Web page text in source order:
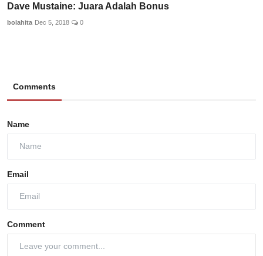
Dave Mustaine: Juara Adalah Bonus
bolahita Dec 5, 2018 0
Comments
Name
Email
Comment